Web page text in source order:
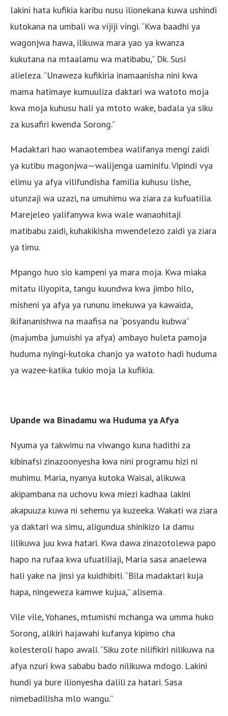
lakini hata kufikia karibu nusu ilionekana kuwa ushindi
kutokana na umbali wa vijiji vingi. “Kwa baadhi ya
wagonjwa hawa, ilikuwa mara yao ya kwanza
kukutana na mtaalamu wa matibabu,” Dk. Susi
alieleza. “Unaweza kufikiria inamaanisha nini kwa
mama hatimaye kumuuliza daktari wa watoto moja
kwa moja kuhusu hali ya mtoto wake, badala ya siku
za kusafiri kwenda Sorong.”
Madaktari hao wanaotembea walifanya mengi zaidi
ya kutibu magonjwa—walijenga uaminifu. Vipindi vya
elimu ya afya vilifundisha familia kuhusu lishe,
utunzaji wa uzazi, na umuhimu wa ziara za kufuatilia.
Marejeleo yalifanywa kwa wale wanaohitaji
matibabu zaidi, kuhakikisha mwendelezo zaidi ya ziara
ya timu.
Mpango huo sio kampeni ya mara moja. Kwa miaka
mitatu iliyopita, tangu kuundwa kwa jimbo hilo,
misheni ya afya ya rununu imekuwa ya kawaida,
ikifananishwa na maafisa na “posyandu kubwa”
(majumba jumuishi ya afya) ambayo huleta pamoja
huduma nyingi-kutoka chanjo ya watoto hadi huduma
ya wazee-katika tukio moja la kufikia.
Upande wa Binadamu wa Huduma ya Afya
Nyuma ya takwimu na viwango kuna hadithi za
kibinafsi zinazoonyesha kwa nini programu hizi ni
muhimu. Maria, nyanya kutoka Waisai, alikuwa
akipambana na uchovu kwa miezi kadhaa lakini
akapuuza kuwa ni sehemu ya kuzeeka. Wakati wa ziara
ya daktari wa simu, aligundua shinikizo la damu
lilikuwa juu kwa hatari. Kwa dawa zinazotolewa papo
hapo na rufaa kwa ufuatiliaji, Maria sasa anaelewa
hali yake na jinsi ya kuidhibiti. “Bila madaktari kuja
hapa, ningeweza kamwe kujua,” alisema.
Vile vile, Yohanes, mtumishi mchanga wa umma huko
Sorong, alikiri hajawahi kufanya kipimo cha
kolesteroli hapo awali. “Siku zote nilifikiri nilikuwa na
afya nzuri kwa sababu bado nilikuwa mdogo. Lakini
hundi ya bure ilionyesha dalili za hatari. Sasa
nimebadilisha mlo wangu.”